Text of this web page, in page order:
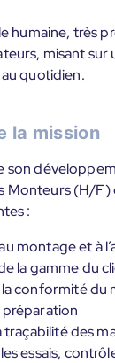
humaine, très
misant sur
quotidien.
la mission
son
Monteurs (H/F)
:
montage et à
la gamme du
conformité du
traçabilité des
essais,